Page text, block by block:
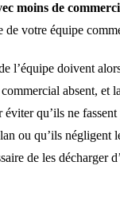
moins de
de votre équipe
l’équipe doivent
absent, et
qu’ils ne
ou qu’ils négligent
de les décharger